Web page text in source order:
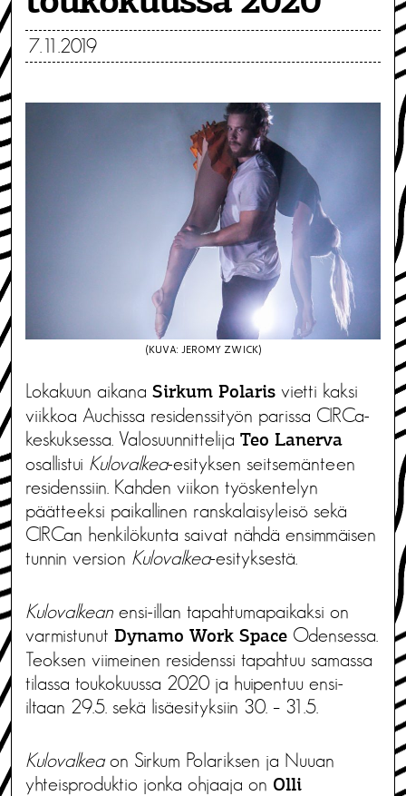
7.11.2019
(KUVA: JEROMY ZWICK)
Lokakuun aikana Sirkum Polaris vietti kaksi
viikkoa Auchissa residenssityön parissa CIRCa-
keskuksessa. Valosuunnittelija Teo Lanerva
osallistui Kulovalkea-esityksen seitsemänteen
residenssiin. Kahden viikon työskentelyn
päätteeksi paikallinen ranskalaisyleisö sekä
CIRCan henkilökunta saivat nähdä ensimmäisen
tunnin version Kulovalkea-esityksestä.
Kulovalkean ensi-illan tapahtumapaikaksi on
varmistunut Dynamo Work Space Odensessa.
Teoksen viimeinen residenssi tapahtuu samassa
tilassa toukokuussa 2020 ja huipentuu ensi-
iltaan 29.5. sekä lisäesityksiin 30. – 31.5.
Kulovalkeaon Sirkum Polariksen ja Nuuan
yhteisproduktio jonka ohjaaja on Olli